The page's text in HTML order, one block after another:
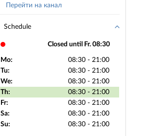
Перейти на канал
Schedule
Closed until Fr. 08:30
Mo:
08:30 - 21:00
Tu:
08:30 - 21:00
We:
08:30 - 21:00
Th:
08:30 - 21:00
Fr:
08:30 - 21:00
Sa:
08:30 - 21:00
Su:
08:30 - 21:00